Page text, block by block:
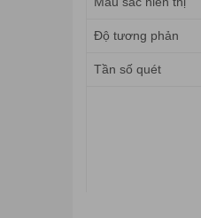
Độ tương phản
Tần số quét